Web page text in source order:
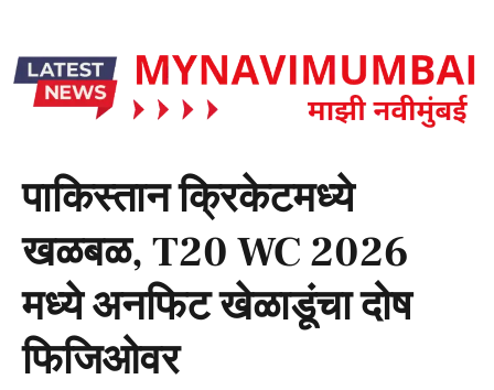
पाकिस्तान क्रिकेटमध्ये
खळबळ, T20 WC 2026
मध्ये अनफिट खेळाडूंचा दोष
फिजिओवर